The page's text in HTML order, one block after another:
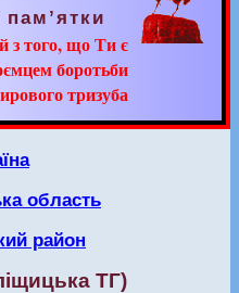
пам’ятки
з того, що Ти є
боротьби
тризуба
область
район
ТГ)